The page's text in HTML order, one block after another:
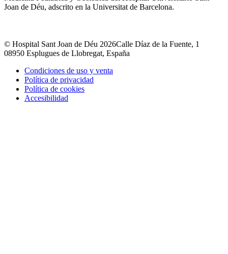
Joan de Déu, adscrito en la Universitat de Barcelona.
© Hospital Sant Joan de Déu 2026Calle Díaz de la Fuente, 1
08950 Esplugues de Llobregat, España
Condiciones de uso y venta
Política de privacidad
Política de cookies
Accesibilidad